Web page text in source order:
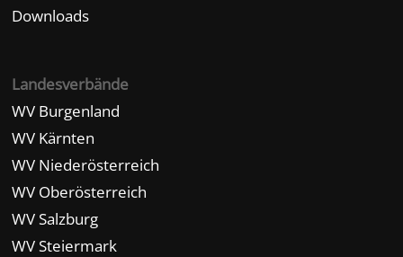
Downloads
Landesverbände
WV Burgenland
WV Kärnten
WV Niederösterreich
WV Oberösterreich
WV Salzburg
WV Steiermark